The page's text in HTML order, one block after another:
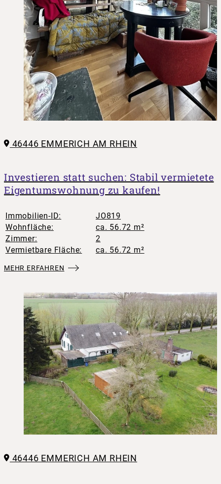
46446 EMMERICH AM RHEIN
Investieren statt suchen: Stabil vermietete
Eigentumswohnung zu kaufen!
Immobilien-ID:
JO819
Wohnfläche:
ca. 56.72 m²
Zimmer:
2
Vermietbare Fläche:
ca. 56.72 m²
MEHR ERFAHREN
46446 EMMERICH AM RHEIN